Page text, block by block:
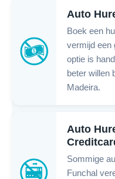
Auto
Boek een
vermijd een
optie is
beter willen
Madeira.
Auto
Sommige
Funchal